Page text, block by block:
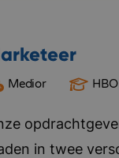
Medior HBO
in twee